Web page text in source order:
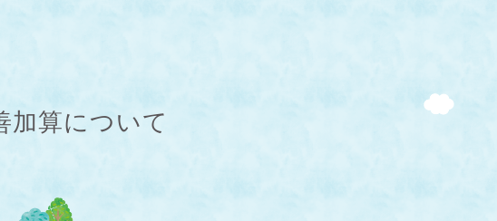
加算について